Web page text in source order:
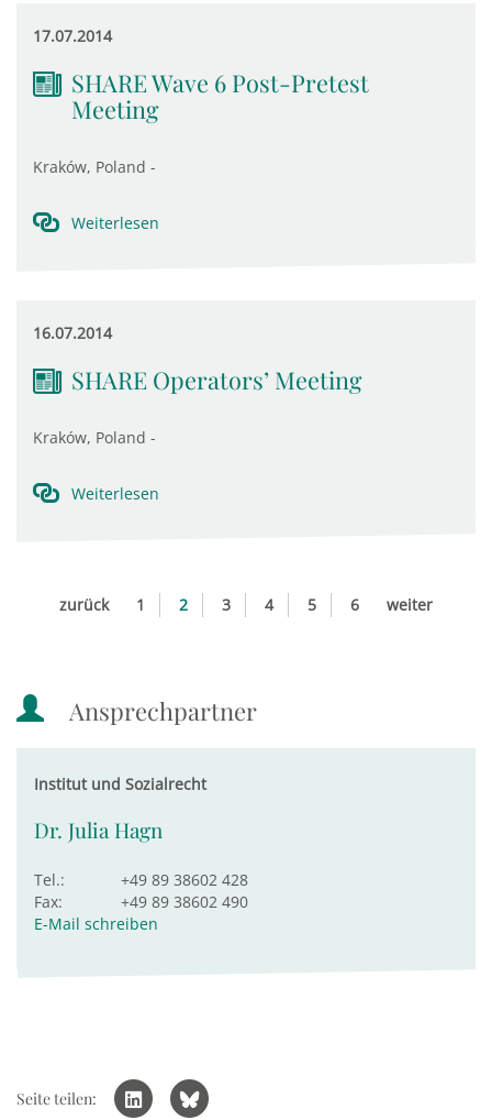
17.07.2014
SHARE Wave 6 Post-Pretest
Meeting
Kraków, Poland -
Weiterlesen
16.07.2014
SHARE Operators’ Meeting
Kraków, Poland -
Weiterlesen
zurück 1 2 3 4 5 6 weiter
Ansprechpartner
Institut und Sozialrecht
Dr. Julia Hagn
Tel.:
+49 89 38602 428
Fax:
+49 89 38602 490
E-Mail schreiben
Seite teilen: